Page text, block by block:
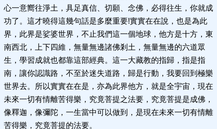
心一意嚮往淨土，具足真信、切願、念佛，必得往生，你就成
功了。這才曉得這幾句話是多麼重要!實實在在說，也是為此
界，此界是娑婆世界，不止我們這一個地球，他方是十方，東
南西北，上下四維，無量無邊諸佛剎土，無量無邊的六道眾
生，學習成就也都靠這部經典。這一大藏教的指歸，指是指
南，讓你認識路，不至於迷失道路，歸是行動，我要回到極樂
世界去。所以實實在在是，亦為此界他方，就是全宇宙，現在
未來一切有情離苦得樂，究竟菩提之法要，究竟菩提是成佛，
像釋迦，像彌陀，一生當中可以做到，是現在未來一切有情離
苦得樂，究竟菩提的法要。